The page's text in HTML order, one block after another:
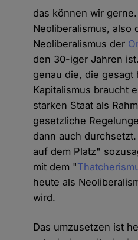
das können wir gerne.
Neoliberalismus, also
Neoliberalismus der
den 30-iger Jahren
genau die, die gesagt
Kapitalismus braucht
starken Staat als
gesetzliche
dann auch
auf dem Platz"
mit dem "
heute als
wird.
Das umzusetzen ist